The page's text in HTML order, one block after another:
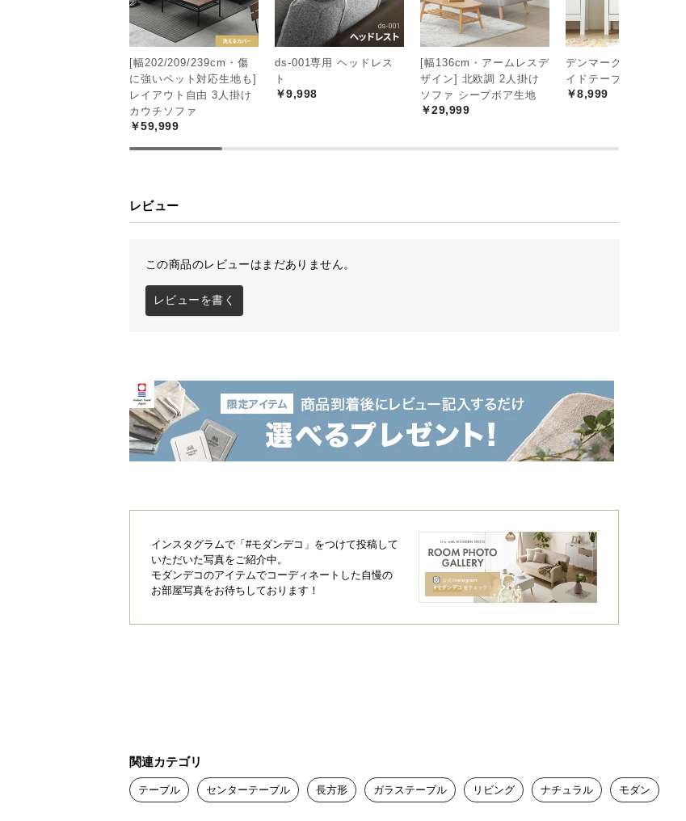
こだわりの日本クオリティ
日本製だから実現できたクオリティ。安価な輸入品とは一線を画す、美しく精
職人の技が光る大川ブランド
[幅202/209/239cm・傷
に強いペット対応生地も]
レイアウト自由 3人掛け
カウチソファ
￥59,999
ds-001専用 ヘッドレス
ト
￥9,998
[幅136cm・アームレスデ
ザイン] 北欧調 2人掛け
ソファ シープボア生地
￥29,999
デンマーク デザイン サ
イドテーブル
￥8,999
レビュー
この商品のレビューはまだありません。
レビューを書く
インスタグラムで「#モダンデコ」をつけて投稿して
いただいた写真をご紹介中。
モダンデコのアイテムでコーディネートした自慢の
お部屋写真をお待ちしております！
関連カテゴリ
テーブル センターテーブル 長方形 ガラステーブル リビング ナチュラル モダン